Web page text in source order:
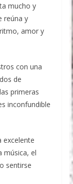
mucho y
reúna y
amor y
con una
de
primeras
inconfundible
excelente
música, el
sentirse